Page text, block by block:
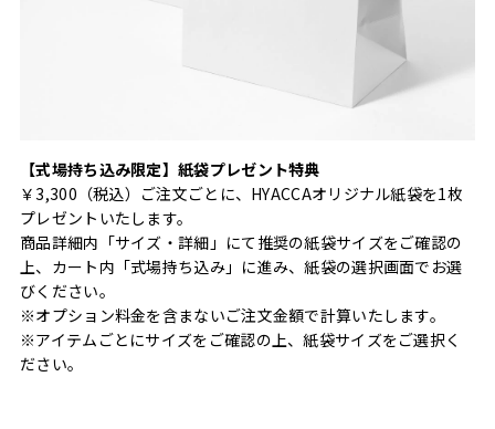
【式場持ち込み限定】紙袋プレゼント特典
￥3,300（税込）ご注文ごとに、HYACCAオリジナル紙袋を1枚
プレゼントいたします。
商品詳細内「サイズ・詳細」にて推奨の紙袋サイズをご確認の
上、カート内「式場持ち込み」に進み、紙袋の選択画面でお選
びください。
※オプション料金を含まないご注文金額で計算いたします。
※アイテムごとにサイズをご確認の上、紙袋サイズをご選択く
ださい。